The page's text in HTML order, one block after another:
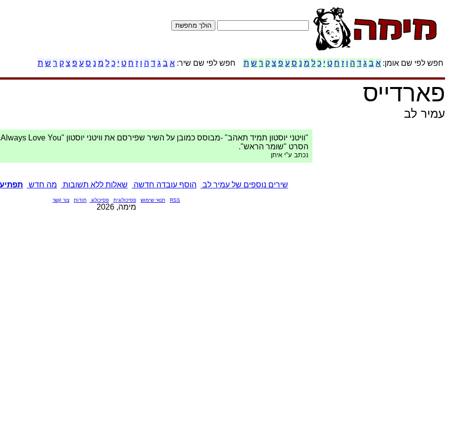
חפש לפי שם אומן: א ב ג ד ה ו ז ח ט י כ ל מ נ ס ע פ צ ק ר ש ת חפש לפי שם שיר: א ב ג ד ה ו ז ח ט י כ ל מ נ ס ע פ צ ק ר ש ת
פארדייס
עמיר לב
הסרט "שומר הראש".
נכתב ע"י איתן
שירים נוספים של עמיר לב הוסף עובדה חדשה שאלות ללא תשובות מה חדש
RSS תנאי שימוש פסיכולוגית פסיכולוג תודות צור קשר
מימה, 2026